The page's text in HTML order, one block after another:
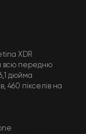
XDR
всю передню
дюйма
460 пікселів на